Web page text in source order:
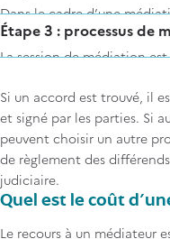
La médiation
procédure judiciaire,
organisée par une «
(choix du médiateur,
de la médiation, la
en médiation, etc.) ;
La médiation judiciaire
judiciaire. Le magistrat
médiation. Si les
médiateur. La
Dans le cadre d’une
s'accordent sur lechoix
centres qui regroupent
Le médiateur des
Le centre de l'arbitrage
Le centre de médiation
de PI de l’Union
par la médiation pour
L’annuaire des
médiation.
Étape 3 : processus de
La session de médiation
fixer le cadre temporel et
médiateur organise des
partie. Puis, un rendez-
les parties se rencontrent.
été préalablement
(voir étape 1).
Si un accord est trouvé, il
et signé par les parties. Si
peuvent choisir un autre
de règlement des
judiciaire.
Quel est le coût
Le recours à un médiateur